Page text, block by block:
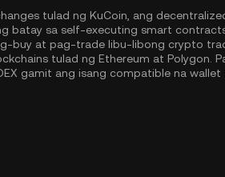
tulad ng KuCoin, ang
batay sa self-executing smart
buy at pag-trade libu-libong crypto
tulad ng Ethereum at Polygon .
gamit ang isang compatible na wallet